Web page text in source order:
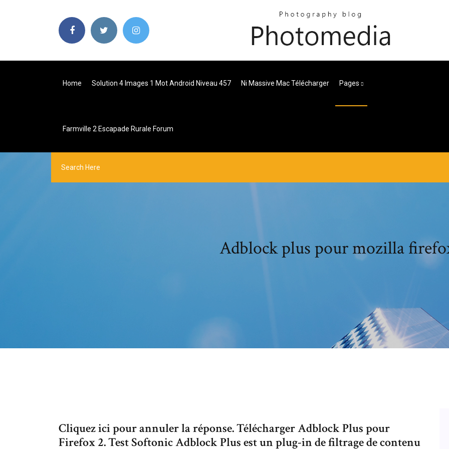
Home Solution 4 Images 1 Mot Android Niveau 457 Ni Massive Mac Télécharger Pages
Farmville 2 Escapade Rurale Forum
Adblock plus pour mozilla
Cliquez ici pour annuler la réponse. Télécharger Adblock Plus pour
Firefox 2. Test Softonic Adblock Plus est un plug-in de filtrage de contenu